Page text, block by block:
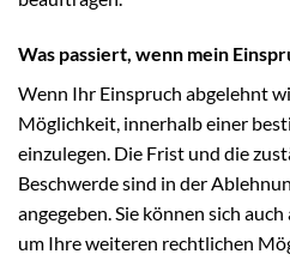
Was passiert, wenn mein
Wenn Ihr Einspruch abgelehnt
Möglichkeit, innerhalb einer
einzulegen. Die Frist und die
Beschwerde sind in der
angegeben. Sie können sich
um Ihre weiteren rechtlichen